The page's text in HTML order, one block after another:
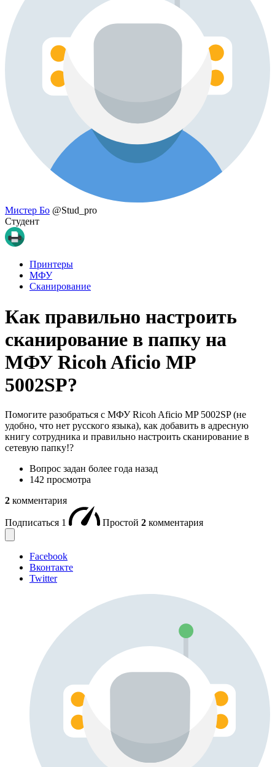
Мистер Бо @Stud_pro
Студент
Принтеры
МФУ
Сканирование
Как правильно настроить
сканирование в папку на
МФУ Ricoh Aficio MP
5002SP?
Помогите разобраться с МФУ Ricoh Aficio MP 5002SP (не
удобно, что нет русского языка), как добавить в адресную
книгу сотрудника и правильно настроить сканирование в
сетевую папку!?
Вопрос задан более года назад
142 просмотра
2 комментария
Подписаться 1 Простой 2 комментария
Facebook
Вконтакте
Twitter